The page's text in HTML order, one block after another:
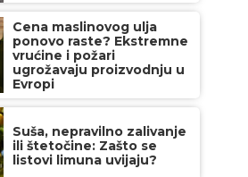
Cena maslinovog ulja
ponovo raste? Ekstremne
vrućine i požari
ugrožavaju proizvodnju u
Evropi
Suša, nepravilno zalivanje
ili štetočine: Zašto se
listovi limuna uvijaju?